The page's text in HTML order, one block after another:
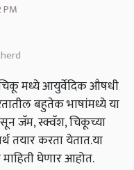
मध्ये आयुर्वेदिक औषधी
बहुतेक भाषांमध्ये या
जॅम, स्क्वॅश, चिकूच्या
तयार करता येतात.या
घेणार आहोत.